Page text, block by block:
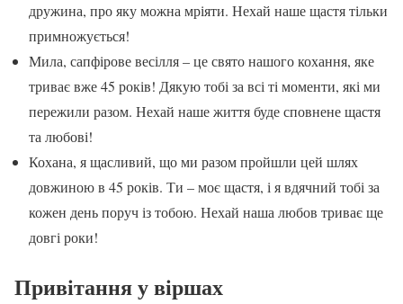
дружина, про яку можна мріяти. Нехай наше щастя тільки
примножується!
Мила, сапфірове весілля – це свято нашого кохання, яке
триває вже 45 років! Дякую тобі за всі ті моменти, які ми
пережили разом. Нехай наше життя буде сповнене щастя
та любові!
Кохана, я щасливий, що ми разом пройшли цей шлях
довжиною в 45 років. Ти – моє щастя, і я вдячний тобі за
кожен день поруч із тобою. Нехай наша любов триває ще
довгі роки!
Привітання у віршах